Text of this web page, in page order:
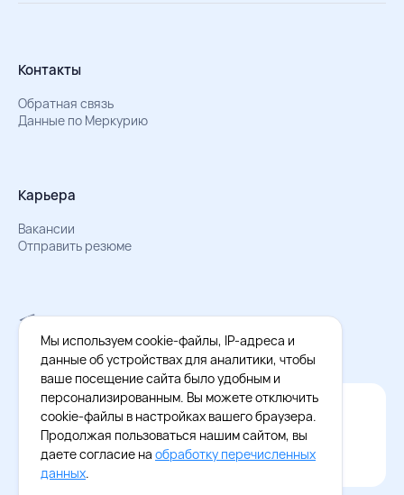
Контакты
Обратная связь
Данные по Меркурию
Карьера
Вакансии
Отправить резюме
Мы в Телеграм
Документы об обработке персональных данных
Охрана труда – результаты СОУТ
Официальное приложение Восток - Запад
Cкачайте бесплатное приложение
Мы используем cookie-файлы, IP-адреса и
данные об устройствах для аналитики, чтобы
ваше посещение сайта было удобным и
персонализированным. Вы можете отключить
cookie-файлы в настройках вашего браузера.
Продолжая пользоваться нашим сайтом, вы
даете согласие на обработку перечисленных
данных.